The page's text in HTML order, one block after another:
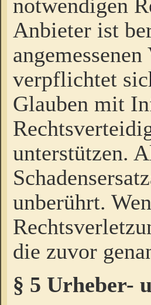
notwendigen
Anbieter ist
verpflichtet
Glauben mit
unterstützen.
unberührt.
die zuvor
§ 5 Urheber-